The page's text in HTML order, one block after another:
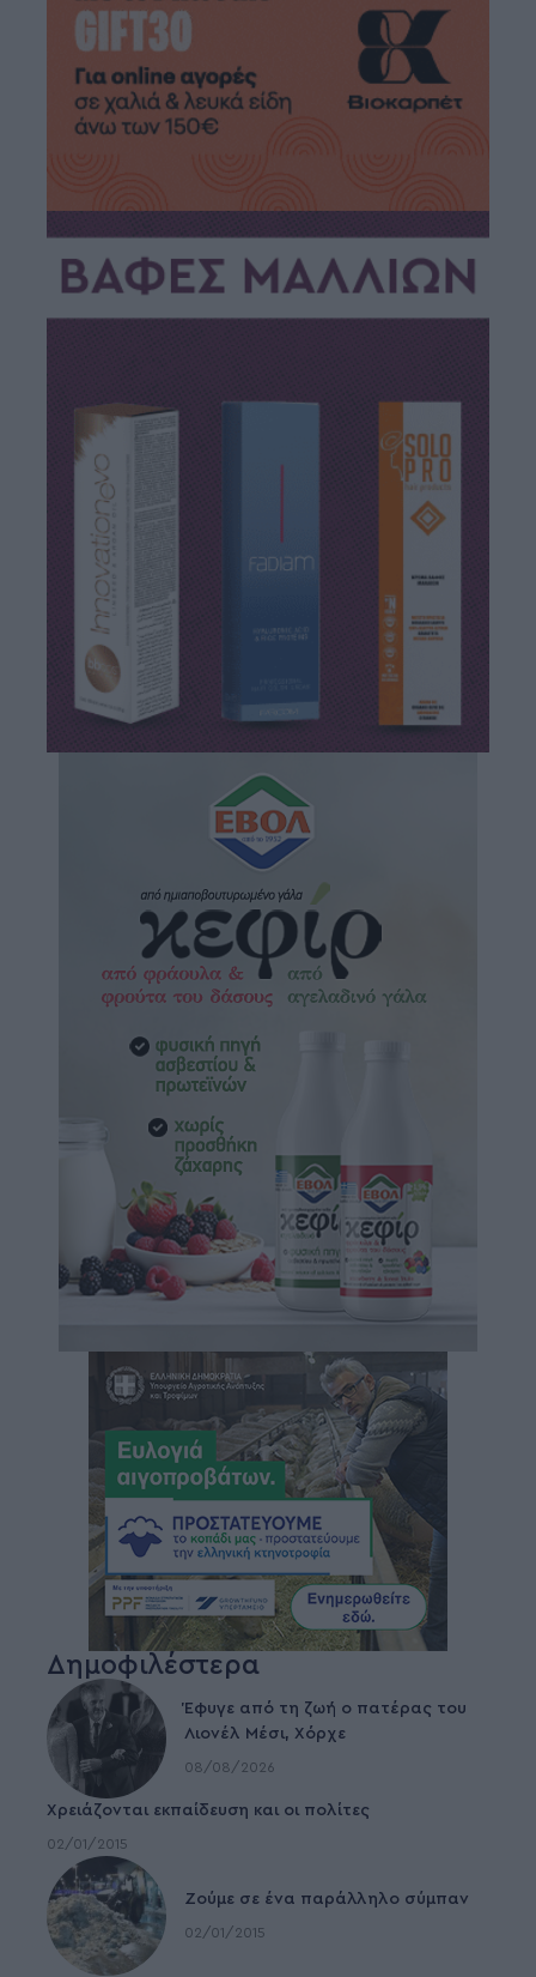
Δημοφιλέστερα
Έφυγε από τη ζωή ο πατέρας του
Λιονέλ Μέσι, Χόρχε
08/08/2026
Χρειάζονται εκπαίδευση και οι πολίτες
02/01/2015
Ζούμε σε ένα παράλληλο σύμπαν
02/01/2015